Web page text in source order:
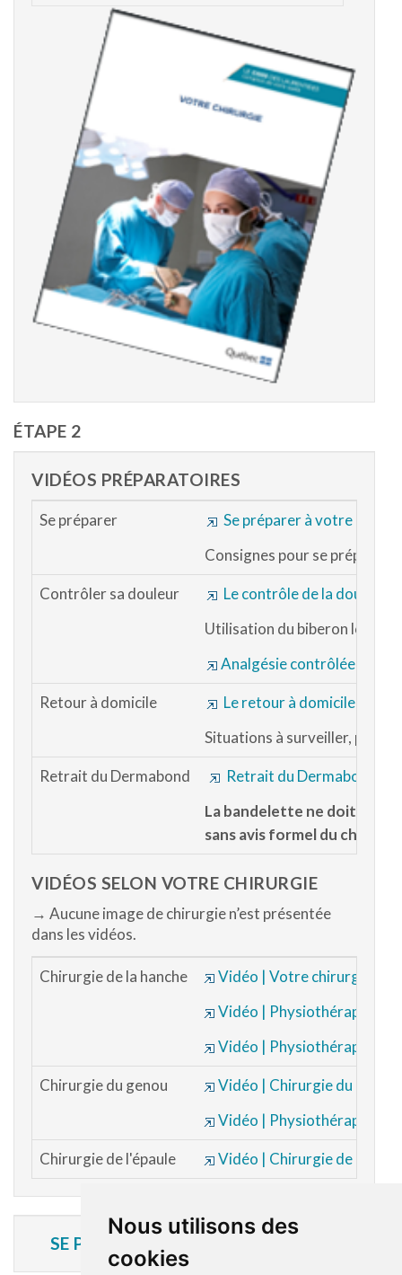
Nous utilisons des
cookies
ÉTAPE 2
VIDÉOS PRÉPARATOIRES
Se préparer
Se préparer à votre
Consignes pour se préparer,
Contrôler sa douleur
Le contrôle de la douleur
Utilisation du biberon
Analgésie contrôlée par
Retour à domicile
Le retour à domicile après
Situations à surveiller,
Retrait du Dermabond Retrait du Dermabond
La bandelette ne doit pas
sans avis formel du
VIDÉOS SELON VOTRE CHIRURGIE
→ Aucune image de chirurgie n’est présentée
dans les vidéos.
Chirurgie de la hanche
Vidéo | Votre chirurgie de
Vidéo | Physiothérapie
Vidéo | Physiothérapie -
Chirurgie du genou
Vidéo | Chirurgie du genou
Vidéo | Physiothérapie
Chirurgie de l'épaule Vidéo | Chirurgie de
SE PRÉPARER POUR LA CHIRURGIE